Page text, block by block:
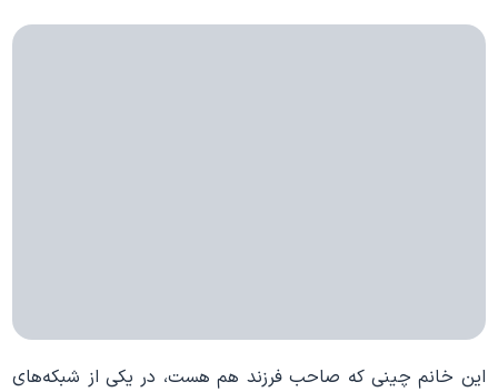
این خانم چینی که صاحب فرزند هم هست، در یکی از شبکه‌های